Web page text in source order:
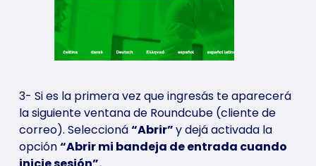
3- Si es la primera vez que ingresás te aparecerá
la siguiente ventana de Roundcube (cliente de
correo). Seleccioná“Abrir”y dejá activada la
opción“Abrir mi bandeja de entrada cuando